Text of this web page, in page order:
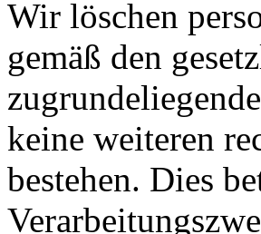
Wir löschen
gemäß den
keine weiteren
bestehen. Dies